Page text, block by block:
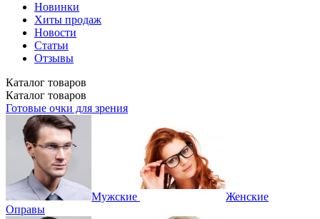
Новинки
Хиты продаж
Новости
Статьи
Отзывы
Каталог товаров
Каталог товаров
Готовые очки для зрения
Мужские
Женские
Оправы